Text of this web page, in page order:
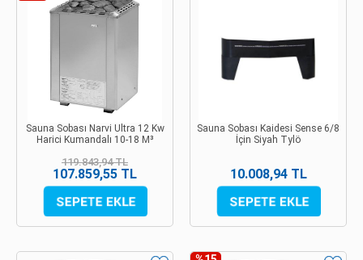
Sauna Sobası Narvi Ultra 12 Kw
Harici Kumandalı 10-18 M³
119.843,94 TL
107.859,55 TL
Sauna Sobası Kaidesi Sense 6/8
İçin Siyah Tylö
10.008,94 TL